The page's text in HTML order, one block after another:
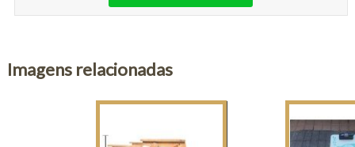
Imagens relacionadas